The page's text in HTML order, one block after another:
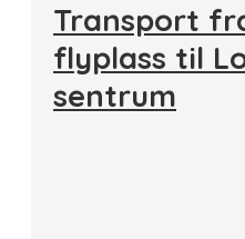
Transport
flyplass til
sentrum